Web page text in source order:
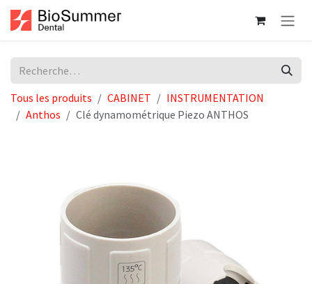
Se rendre au contenu
Tous les produits CABINET
INSTRUMENTATION
Anthos
Clé dynamométrique Piezo ANTHOS